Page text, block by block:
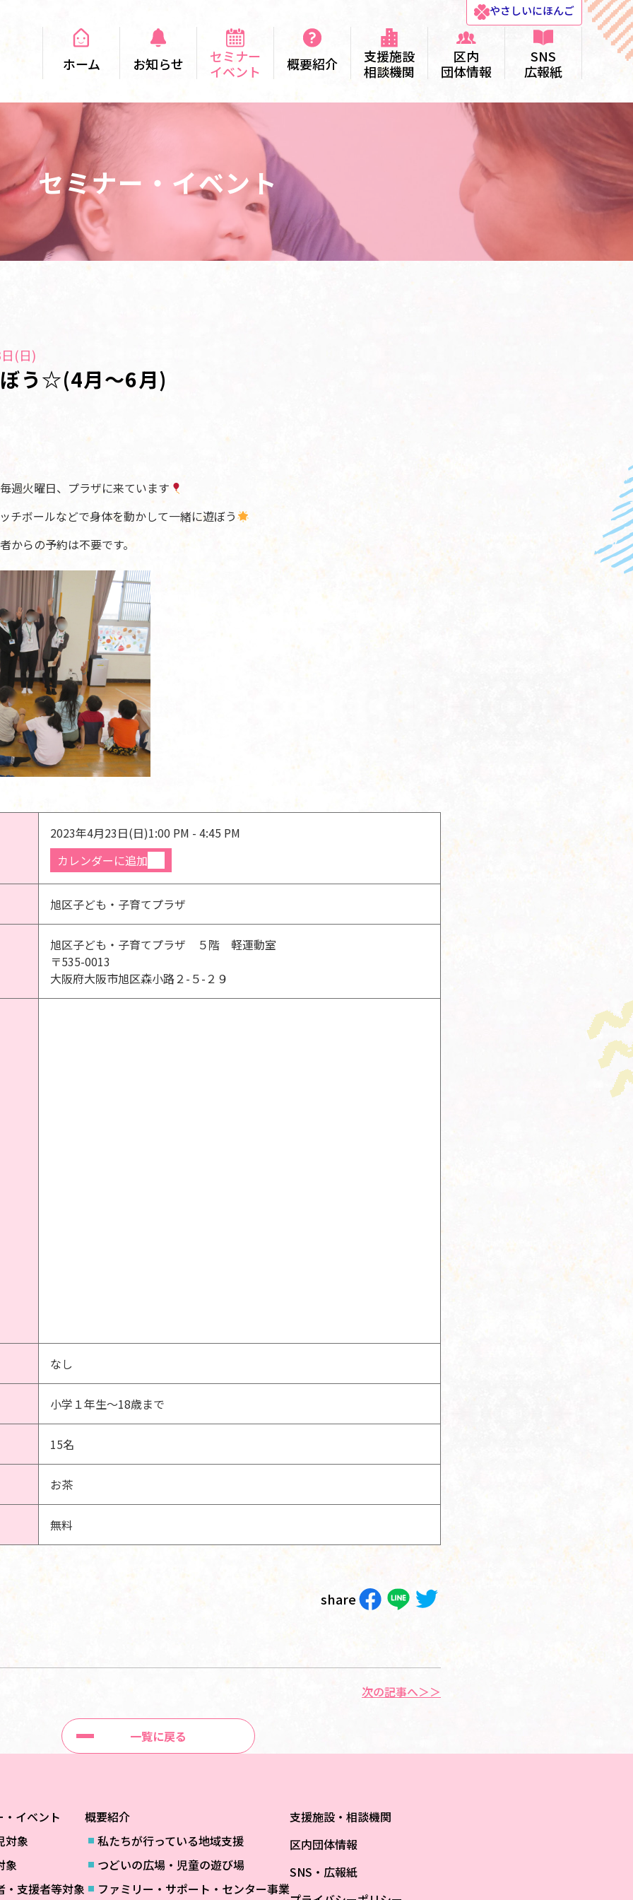
やさしいにほんご
ホーム お知らせ
セミナー
イベント
概要紹介
支援施設
相談機関
区内
団体情報
SNS
広報紙
セミナー・イベント
(日)
う☆(4月～6月)
週火曜日、プラザに来ています
チボールなどで身体を動かして一緒に遊ぼう
からの予約は不要です。
2023年4月23日(日)1:00 PM - 4:45 PM
カレンダーに追加
旭区子ども・子育てプラザ
旭区子ども・子育てプラザ ５階 軽運動室
〒535-0013
大阪府大阪市旭区森小路２-５-２９
なし
小学１年生～18歳まで
15名
お茶
無料
share
一覧に戻る
次の記事へ＞＞
イベント
対象
象
・支援者等対象
概要紹介
私たちが行っている地域支援
つどいの広場・児童の遊び場
ファミリー・サポート・センター事業
支援施設・相談機関
区内団体情報
SNS・広報紙